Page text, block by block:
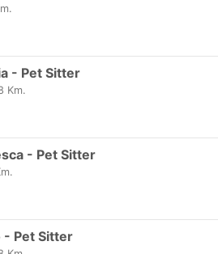
- Pet Sitter
Km.
- Pet Sitter
- Pet Sitter